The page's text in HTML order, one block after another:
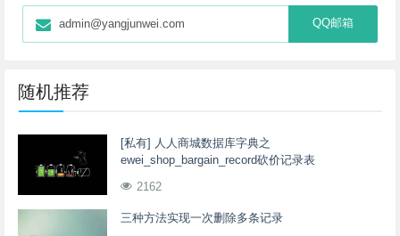
admin@yangjunwei.com QQ邮箱
随机推荐
[私有] 人人商城数据库字典之
ewei_shop_bargain_record砍价记录表
2162
三种方法实现一次删除多条记录